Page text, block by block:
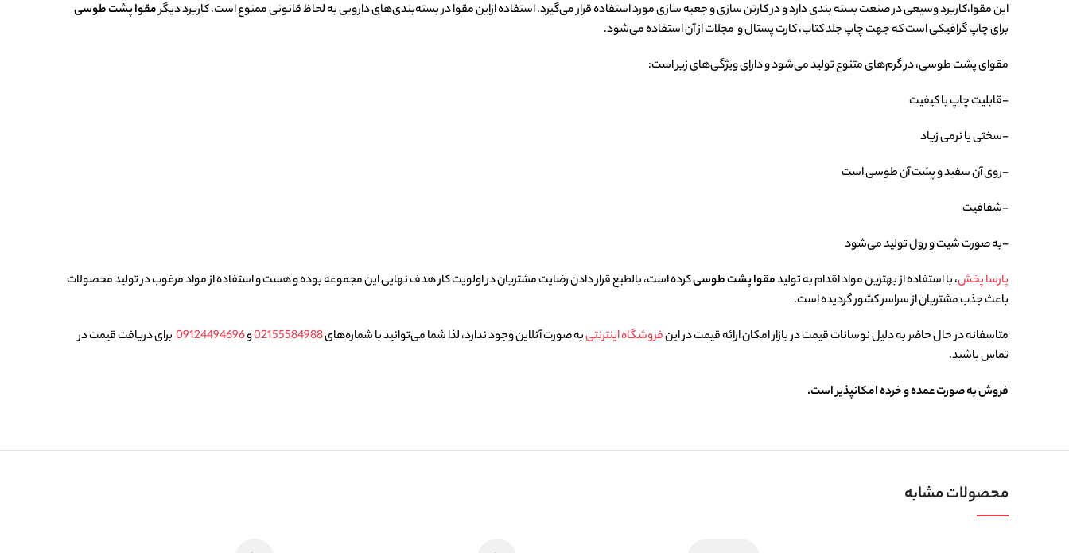
این مقوا،کاربرد وسیعی در صنعت بسته بندی دارد و در کارتن سازی و جعبه سازی مورد استفاده قرار می‌گیرد. استفاده ازاین مقوا در بسته‌بندی‌های دارویی به لحاظ قانونی ممنوع است. کاربرد دیگرمقوا پشت طوسی
برای چاپ گرافیکی است که جهت چاپ جلد کتاب، کارت پستال و مجلات از آن استفاده می‌شود.
مقوای پشت طوسی، در گرم‌های متنوع تولید می‌شود و دارای ویژگی‌های زیر است:
-قابلیت چاپ با کیفیت
-سختی یا نرمی زیاد
-روی آن سفید و پشت آن طوسی است
-شفافیت
-به صورت شیت و رول تولید می‌شود
پارسا پخش، با استفاده از بهترین مواد اقدام به تولیدمقوا پشت طوسیکرده است، بالطبع قرار دادن رضایت مشتریان در اولویت کار هدف نهایی این مجموعه بوده و هست و استفاده از مواد مرغوب در تولید محصولات
باعث جذب مشتریان از سراسر کشور گردیده است.
متاسفانه در حال حاضر به دلیل نوسانات قیمت در بازار امکان ارائه قیمت در اینفروشگاه اینترنتیبه صورت آنلاین وجود ندارد، لذا شما می‌توانید با شماره‌های02155584988و09124494696 برای دریافت قیمت در
تماس باشید.
فروش به صورت عمده و خرده امکانپذیر است.
محصولات مشابه